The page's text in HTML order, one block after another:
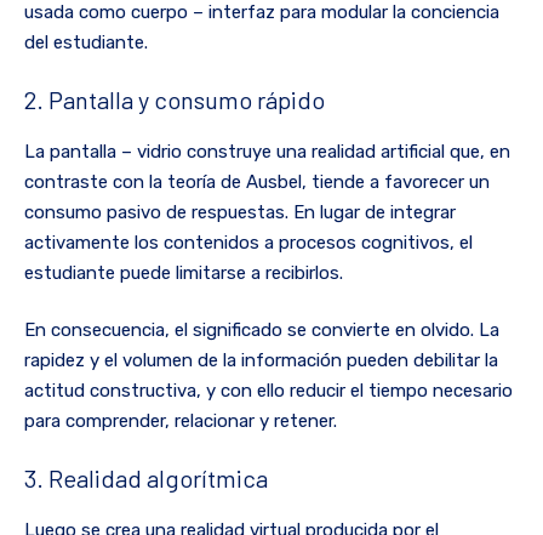
usada como cuerpo – interfaz para modular la conciencia
del estudiante.
2. Pantalla y consumo rápido
La pantalla – vidrio construye una realidad artificial que, en
contraste con la teoría de Ausbel, tiende a favorecer un
consumo pasivo de respuestas. En lugar de integrar
activamente los contenidos a procesos cognitivos, el
estudiante puede limitarse a recibirlos.
En consecuencia, el significado se convierte en olvido. La
rapidez y el volumen de la información pueden debilitar la
actitud constructiva, y con ello reducir el tiempo necesario
para comprender, relacionar y retener.
3. Realidad algorítmica
Luego se crea una realidad virtual producida por el